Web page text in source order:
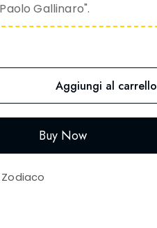
Gallinaro".
Aggiungi al carrello
Buy Now